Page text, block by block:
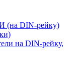
(на DIN-рейку)
на DIN-рейку,